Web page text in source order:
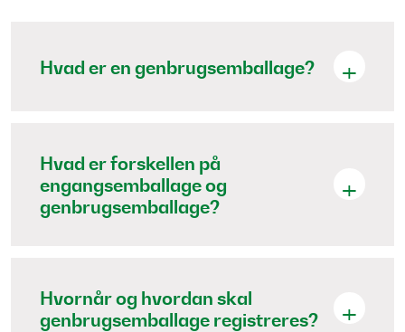
Hvad er en genbrugsemballage?
Hvad er forskellen på
engangsemballage og
genbrugsemballage?
Hvornår og hvordan skal
genbrugsemballage registreres?